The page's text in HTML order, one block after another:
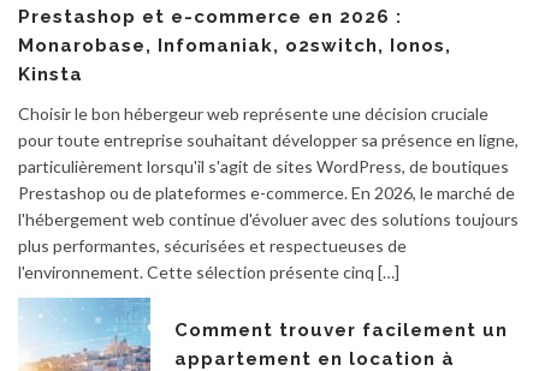
Prestashop et e-commerce en 2026 :
Monarobase, Infomaniak, o2switch, Ionos,
Kinsta
Choisir le bon hébergeur web représente une décision cruciale
pour toute entreprise souhaitant développer sa présence en ligne,
particulièrement lorsqu'il s'agit de sites WordPress, de boutiques
Prestashop ou de plateformes e-commerce. En 2026, le marché de
l'hébergement web continue d'évoluer avec des solutions toujours
plus performantes, sécurisées et respectueuses de
l'environnement. Cette sélection présente cinq […]
Comment trouver facilement un
appartement en location à